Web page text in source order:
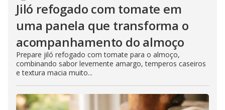
Jiló refogado com tomate em
uma panela que transforma o
acompanhamento do almoço
Prepare jiló refogado com tomate para o almoço,
combinando sabor levemente amargo, temperos caseiros
e textura macia muito...